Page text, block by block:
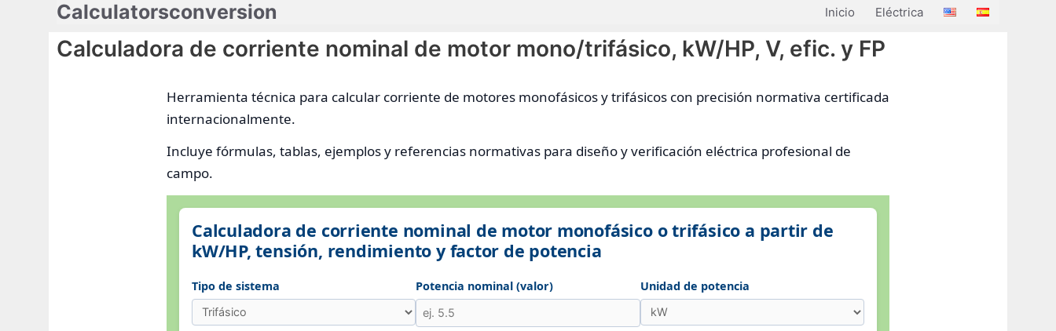
contenido
Calculatorsconversion Inicio Eléctrica
Calculadora de corriente nominal de motor mono/trifásico, kW/HP, V, efic. y FP
Herramienta técnica para calcular corriente de motores monofásicos y trifásicos con precisión normativa certificada
internacionalmente.
Incluye fórmulas, tablas, ejemplos y referencias normativas para diseño y verificación eléctrica profesional de
campo.
Calculadora de corriente nominal de motor monofásico o trifásico a partir de
kW/HP, tensión, rendimiento y factor de potencia
Tipo de sistema Potencia nominal (valor) Unidad de potencia